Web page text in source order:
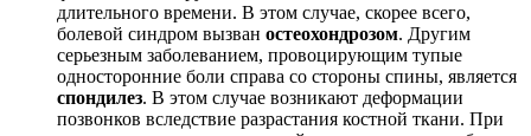
длительного времени. В этом случае, скорее всего,
болевой синдром вызван остеохондрозом. Другим
серьезным заболеванием, провоцирующим тупые
односторонние боли справа со стороны спины, является
спондилез. В этом случае возникают деформации
позвонков вследствие разрастания костной ткани. При